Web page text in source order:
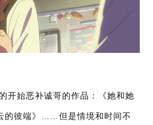
始恶补诚哥的作品：《她和她
的彼端》……但是情境和时间不